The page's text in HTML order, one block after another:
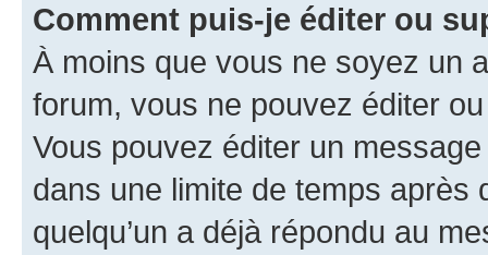
Comment puis-je éditer ou
À moins que vous ne soyez un
forum, vous ne pouvez éditer
Vous pouvez éditer un
dans une limite de temps après
quelqu’un a déjà répondu au